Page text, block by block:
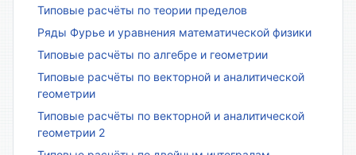
Типовые расчёты по теории пределов
Ряды Фурье и уравнения математической физики
Типовые расчёты по алгебре и геометрии
Типовые расчёты по векторной и аналитической
геометрии
Типовые расчёты по векторной и аналитической
геометрии 2